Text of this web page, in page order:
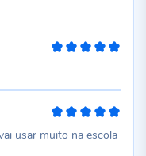
usar muito na escola